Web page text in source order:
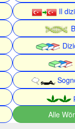
Il
Alle